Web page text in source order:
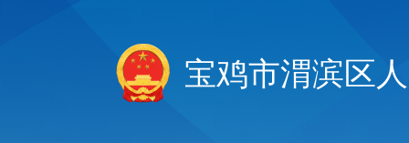
宝鸡市渭滨区